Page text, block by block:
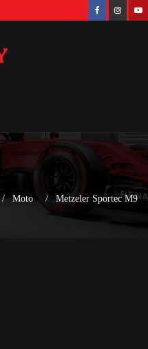
Moto Metzeler Sportec M9